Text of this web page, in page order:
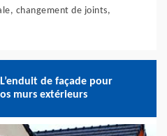
changement de joints,
de façade pour
murs extérieurs